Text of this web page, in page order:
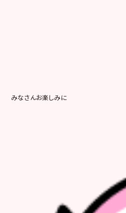
みなさんお楽しみに